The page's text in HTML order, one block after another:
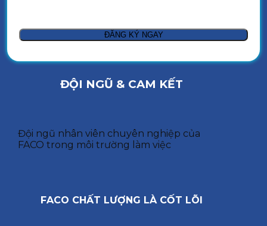
ĐỘI NGŨ & CAM KẾT
Đội ngũ nhân viên chuyên nghiệp của
FACO trong môi trường làm việc
FACO CHẤT LƯỢNG LÀ CỐT LÕI